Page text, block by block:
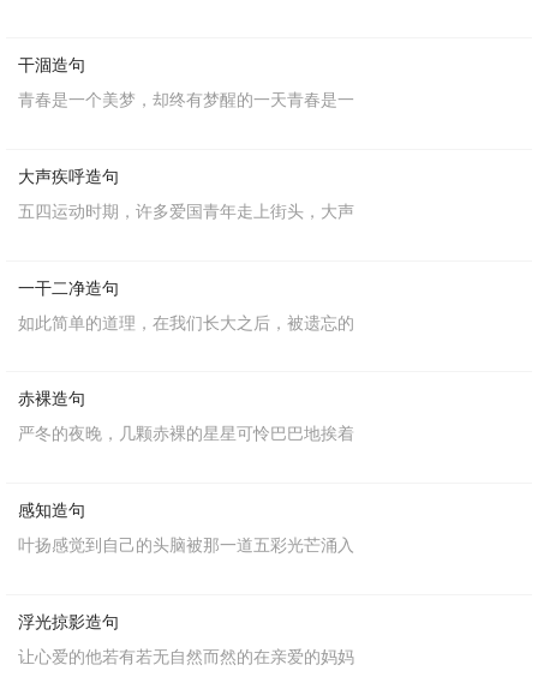
干涸造句
青春是一个美梦，却终有梦醒的一天青春是一
大声疾呼造句
五四运动时期，许多爱国青年走上街头，大声
一干二净造句
如此简单的道理，在我们长大之后，被遗忘的
赤裸造句
严冬的夜晚，几颗赤裸的星星可怜巴巴地挨着
感知造句
叶扬感觉到自己的头脑被那一道五彩光芒涌入
浮光掠影造句
让心爱的他若有若无自然而然的在亲爱的妈妈